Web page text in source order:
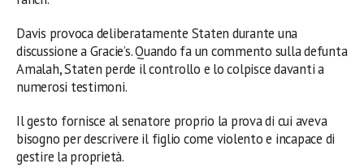
Davis provoca deliberatamente Staten durante una
discussione a Gracie’s. Quando fa un commento sulla defunta
Amalah, Staten perde il controllo e lo colpisce davanti a
numerosi testimoni.
Il gesto fornisce al senatore proprio la prova di cui aveva
bisogno per descrivere il figlio come violento e incapace di
gestire la proprietà.